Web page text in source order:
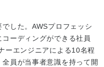
した。AWSプロフェッシ
ーディングができる社員
ーエンジニアによる10名程
員が当事者意識を持って開